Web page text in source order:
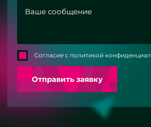
Согласие с политикой
Отправить заявку